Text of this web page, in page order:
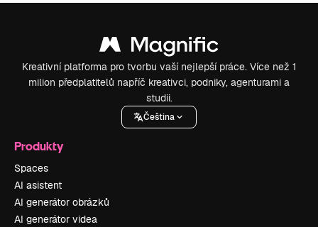
Kreativní platforma pro tvorbu vaší nejlepší práce. Více než 1
milion předplatitelů napříč kreativci, podniky, agenturami a
studii.
Čeština
Produkty
Spaces
AI asistent
AI generátor obrázků
AI generátor videa